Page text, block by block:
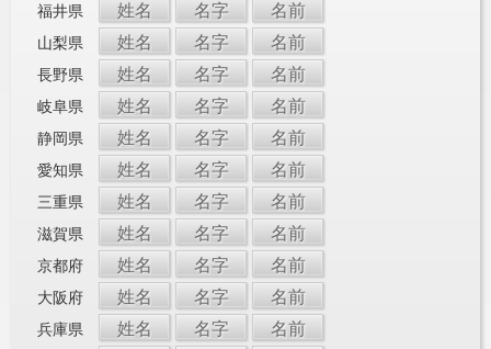
福井県 姓名 名字 名前
山梨県 姓名 名字 名前
長野県 姓名 名字 名前
岐阜県 姓名 名字 名前
静岡県 姓名 名字 名前
愛知県 姓名 名字 名前
三重県 姓名 名字 名前
滋賀県 姓名 名字 名前
京都府 姓名 名字 名前
大阪府 姓名 名字 名前
兵庫県 姓名 名字 名前